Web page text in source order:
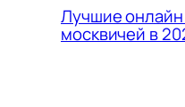
Лучшие онлайн
москвичей в